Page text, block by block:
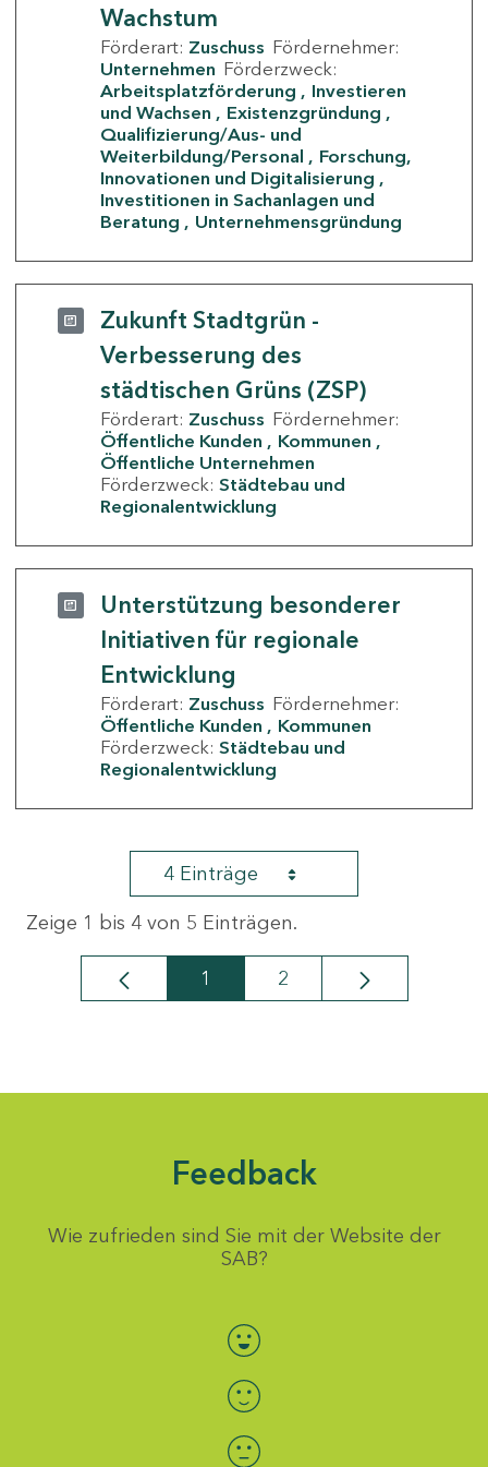
Wachstum
Förderart: Zuschuss Fördernehmer:
Unternehmen Förderzweck:
Arbeitsplatzförderung
Investieren
und Wachsen
Existenzgründung
Qualifizierung/Aus- und
Weiterbildung/Personal
Forschung,
Innovationen und Digitalisierung
Investitionen in Sachanlagen und
Beratung
Unternehmensgründung
Zukunft Stadtgrün -
Verbesserung des
städtischen Grüns (ZSP)
Förderart: Zuschuss Fördernehmer:
Öffentliche Kunden
Kommunen
Öffentliche Unternehmen
Förderzweck: Städtebau und
Regionalentwicklung
Unterstützung besonderer
Initiativen für regionale
Entwicklung
Förderart: Zuschuss Fördernehmer:
Öffentliche Kunden
Kommunen
Förderzweck: Städtebau und
Regionalentwicklung
4 Einträge
Zeige 1 bis 4 von 5 Einträgen.
Seite
1 Seite
2
Feedback
Wie zufrieden sind Sie mit der Website der
SAB?
Bewertung auswählen